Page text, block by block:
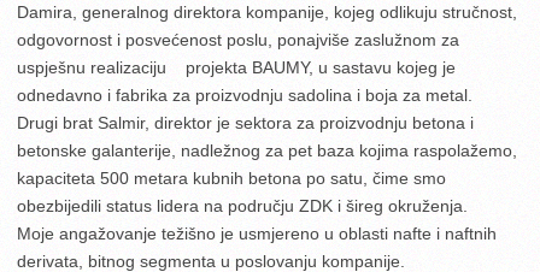
Damira, generalnog direktora kompanije, kojeg odlikuju stručnost,
odgovornost i posvećenost poslu, ponajviše zaslužnom za
uspješnu realizaciju projekta BAUMY, u sastavu kojeg je
odnedavno i fabrika za proizvodnju sadolina i boja za metal.
Drugi brat Salmir, direktor je sektora za proizvodnju betona i
betonske galanterije, nadležnog za pet baza kojima raspolažemo,
kapaciteta 500 metara kubnih betona po satu, čime smo
obezbijedili status lidera na području ZDK i šireg okruženja.
Moje angažovanje težišno je usmjereno u oblasti nafte i naftnih
derivata, bitnog segmenta u poslovanju kompanije.